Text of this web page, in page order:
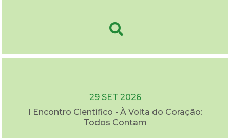
29 SET 2026
I Encontro Científico - À Volta do Coração:
Todos Contam